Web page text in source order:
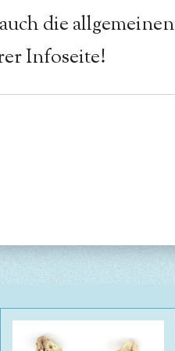
die allgemeinen
Infoseite!